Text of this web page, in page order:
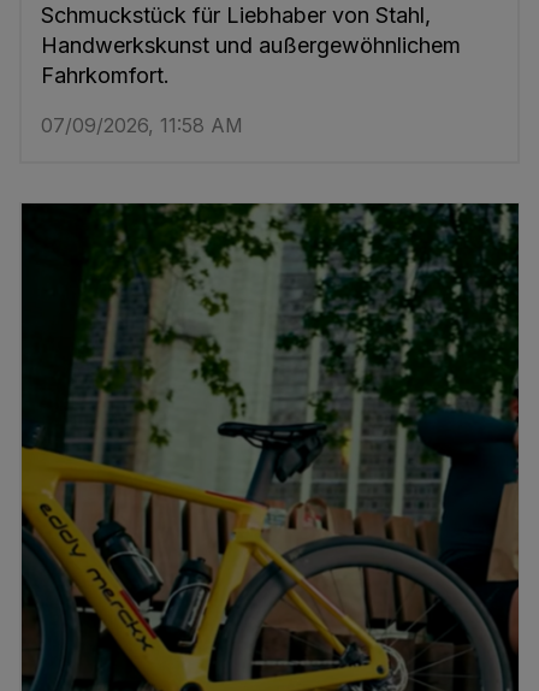
Schmuckstück für Liebhaber von Stahl,
Handwerkskunst und außergewöhnlichem
Fahrkomfort.
07/09/2026, 11:58 AM